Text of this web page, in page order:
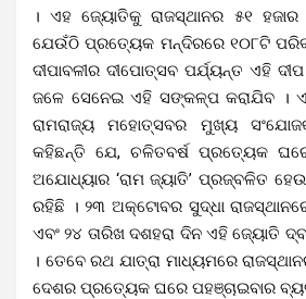
। ଏହ ଜ୍ୟୋତିକୁ ରାଜସ୍ଥାନର ୫୧ ହଜାର
ଯେଉଁଠି ପ୍ରତ୍ୟେକ ମନ୍ଦିରରେ ୧୦୮ଟି
ଦୀପାବଳୀର ଦୀପୋତ୍ସବ ପର୍ଯ୍ୟନ୍ତ ଏହି
ଜଳେ ସେନେଇ ଏହି ସଙ୍କଳ୍ପ କରାଯିବ ।
ରାମରାଜ୍ୟ ମହୋତ୍ସବର ମୁଖ୍ୟ
କହିଛନ୍ତି ଯେ, ଚଳିତବର୍ଷ ପ୍ରତ୍ୟେକ
ଅଯୋଧ୍ୟାର ‘ରାମ ଜ୍ୟାତି’ ପ୍ରଜ୍ବଳିତ
ରହିଛି । ୨୩ ଅକ୍ଟୋବର ସୁଦ୍ଧା
ଏବଂ ୨୪ ତାରିଖ ଦଶହରା ଦିନ ଏହି ଜ୍ୟୋତି
। ତେବେ ରଥ ଯାତ୍ରା ମାଧ୍ୟମରେ
ଦେଶର ପ୍ରତ୍ୟେକ ଘରେ ପହଞ୍ଚାଇବାର